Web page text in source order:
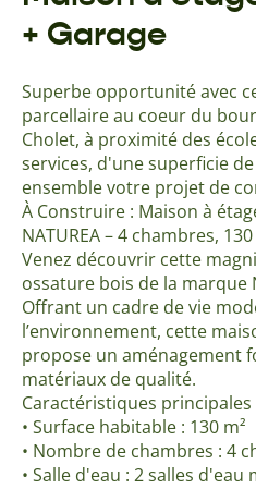
+ Garage
Superbe opportunité avec
parcellaire au coeur du
Cholet, à proximité des
services, d'une superficie
ensemble votre projet de
À Construire : Maison à
NATUREA – 4 chambres, 130
Venez découvrir cette
ossature bois de la marque
Offrant un cadre de vie
l’environnement, cette
propose un aménagement
matériaux de qualité.
Caractéristiques principales
• Surface habitable : 130 m²
• Nombre de chambres : 4
• Salle d'eau : 2 salles d'eau